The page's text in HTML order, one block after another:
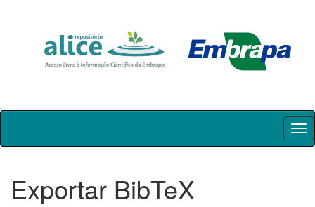
Skip
Exportar BibTeX